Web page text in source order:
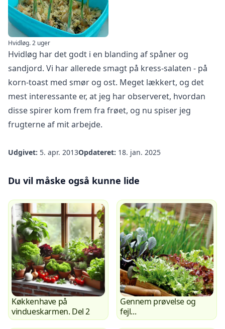
Hvidløg. 2 uger
Hvidløg har det godt i en blanding af spåner og
sandjord. Vi har allerede smagt på kress-salaten - på
korn-toast med smør og ost. Meget lækkert, og det
mest interessante er, at jeg har observeret, hvordan
disse spirer kom frem fra frøet, og nu spiser jeg
frugterne af mit arbejde.
Udgivet: 5. apr. 2013Opdateret: 18. jan. 2025
Du vil måske også kunne lide
Køkkenhave på
vindueskarmen. Del 2
Gennem prøvelse og
fejl...